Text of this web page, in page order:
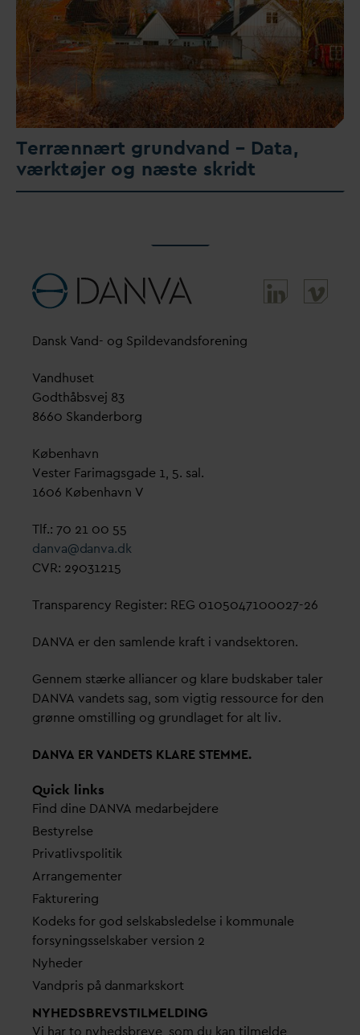
Terrænnært grundvand – Data,
værktøjer og næste skridt
Dansk Vand- og Spildevandsforening
Vandhuset
Godthåbsvej 83
8660 Skanderborg
København
Vester Farimagsgade 1, 5. sal.
1606 København V
Tlf.: 70 21 00 55
danva@danva.dk
CVR: 29031215
Transparency Register: REG 0105047100027-26
DANVA er den samlende kraft i vandsektoren.
Gennem stærke alliancer og klare budskaber taler
DANVA vandets sag, som vigtig ressource for den
grønne omstilling og grundlaget for alt liv.
DANVA ERVANDETS KLARE STEMME.
Quick links
Find dine DANVA medarbejdere
Bestyrelse
Privatlivspolitik
Arrangementer
Fakturering
Kodeks for god selskabsledelse i kommunale
forsyningsselskaber version 2
Nyheder
Vandpris på danmarkskort
NYHEDSBREVS­TILMELDING
Vi har to nyhedsbreve, som du kan tilmelde